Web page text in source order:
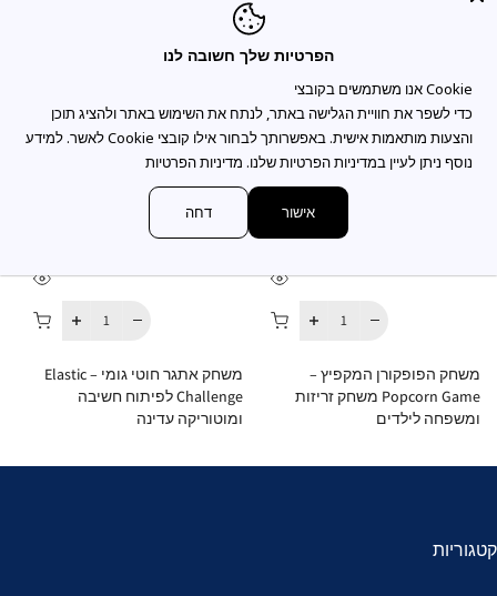
You may also like
משחק הפופקורן המקפיץ –
Popcorn Game משחק זריזות
ומשפחה לילדים
משחק אתגר חוטי גומי – Elastic
Challenge לפיתוח חשיבה
ומוטוריקה עדינה
קטגוריות
הפרטיות שלך חשובה לנו
כדי לשפר את חוויית הגלישה באתר, לנתח את השימוש באתר ולהציג תוכן
והצעות מותאמות אישית. באפשרותך לבחור אילו קובצי Cookie לאשר. למידע
נוסף ניתן לעיין במדיניות הפרטיות שלנו. מדיניות הפרטיות
אישור דחה